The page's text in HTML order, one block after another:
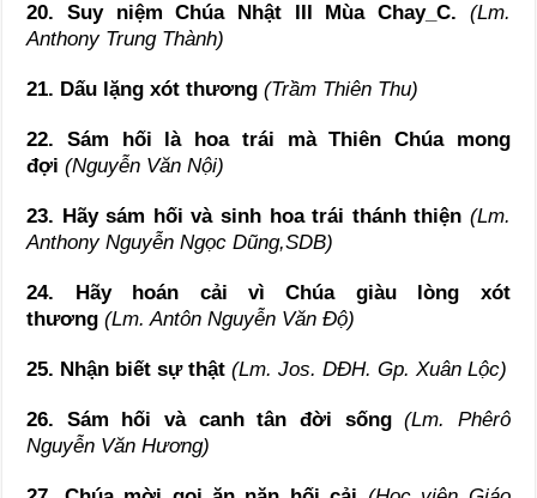
20. Suy niệm Chúa Nhật III Mùa Chay_C. (Lm.
Anthony Trung Thành)
21. Dấu lặng xót thương(Trầm Thiên Thu)
22. Sám hối là hoa trái mà Thiên Chúa mong
đợi(Nguyễn Văn Nội)
23. Hãy sám hối và sinh hoa trái thánh thiện (Lm.
Anthony Nguyễn Ngọc Dũng,SDB)
24. Hãy hoán cải vì Chúa giàu lòng xót
thương(Lm. Antôn Nguyễn Văn Độ)
25. Nhận biết sự thật(Lm. Jos. DĐH. Gp. Xuân Lộc)
26. Sám hối và canh tân đời sống(Lm. Phêrô
Nguyễn Văn Hương)